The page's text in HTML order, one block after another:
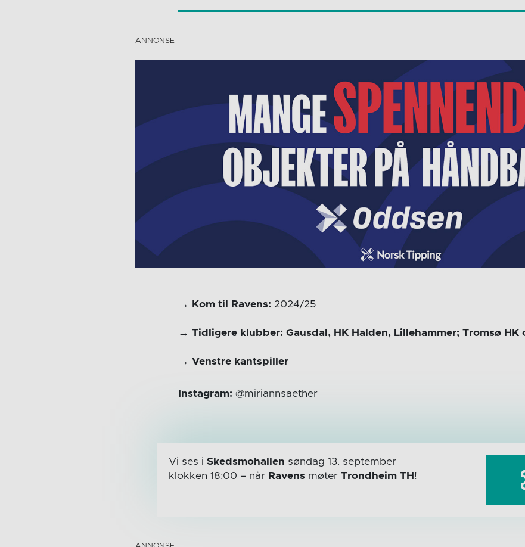
→ Kom til Ravens: 2024/25
→ Tidligere klubber: Gausdal, HK Halden, Lillehammer; Tromsø HK
→ Venstre kantspiller
Instagram: @miriannsaether
Vi ses i Skedsmohallen søndag 13. september
klokken 18:00 – når Ravens møter Trondheim TH !